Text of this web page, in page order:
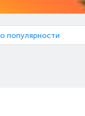
популярности